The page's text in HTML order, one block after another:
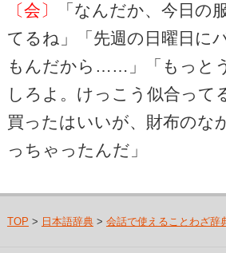
〔会〕
「なんだか、今日の
てるね」「先週の日曜日に
もんだから……」「もっと
しろよ。けっこう似合って
買ったはいいが、財布のな
っちゃったんだ」
TOP > 日本語辞典> 会話で使えることわざ辞